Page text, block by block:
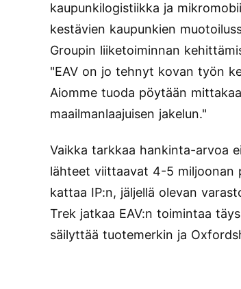
kaupunkilogistiikka ja
kestävien kaupunkien
Groupin liiketoiminnan
"EAV on jo tehnyt kovan työn
Aiomme tuoda pöytään
maailmanlaajuisen jakelun."
Vaikka tarkkaa hankinta-arvoa
lähteet viittaavat 4-5 miljoonan
kattaa IP:n, jäljellä olevan
Trek jatkaa EAV:n toimintaa
säilyttää tuotemerkin ja